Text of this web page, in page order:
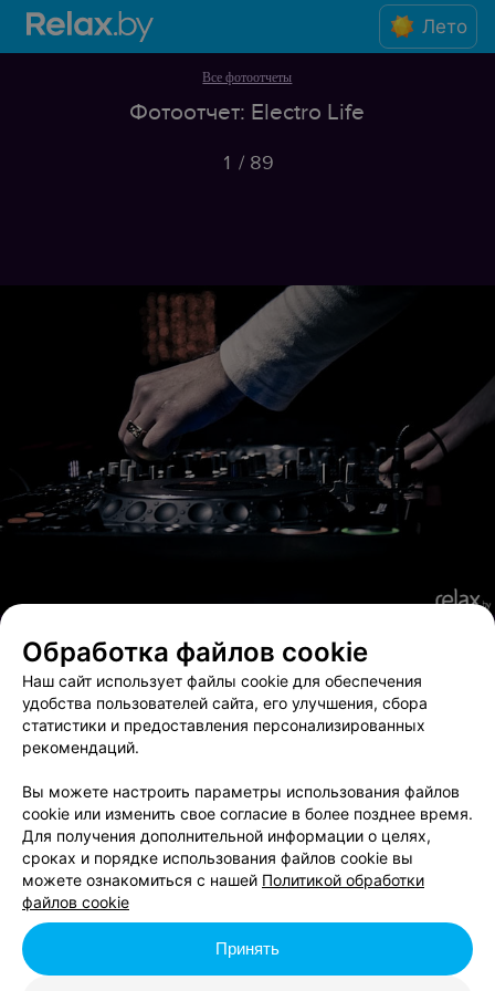
Лето
Все фотоотчеты
Фотоотчет: Electro Life
1 / 89
relax.by отметил свой Первый юбилей!
Обработка файлов cookie
Наш сайт использует файлы cookie для обеспечения
удобства пользователей сайта, его улучшения, сбора
статистики и предоставления персонализированных
рекомендаций.
Вы можете настроить параметры использования файлов
cookie или изменить свое согласие в более позднее время.
Для получения дополнительной информации о целях,
сроках и порядке использования файлов cookie вы
можете ознакомиться с нашей Политикой обработки
файлов cookie
Принять